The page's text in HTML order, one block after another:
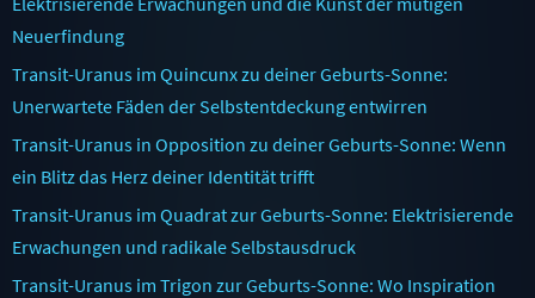
Neuerfindung
Transit-Uranus im Quincunx zu deiner Geburts-Sonne:
Unerwartete Fäden der Selbstentdeckung entwirren
Transit-Uranus in Opposition zu deiner Geburts-Sonne: Wenn
ein Blitz das Herz deiner Identität trifft
Transit-Uranus im Quadrat zur Geburts-Sonne: Elektrisierende
Erwachungen und radikale Selbstausdruck
Transit-Uranus im Trigon zur Geburts-Sonne: Wo Inspiration